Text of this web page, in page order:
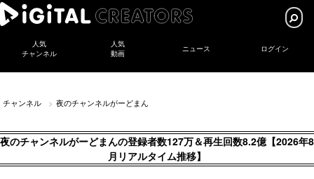
人気
チャンネル
人気
動画
ニュース ログイン
チャンネル 夜のチャンネルがーどまん
夜のチャンネルがーどまんの登録者数127万＆再生回数8.2億【2026年8
月リアルタイム推移】